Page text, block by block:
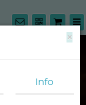
×
Info